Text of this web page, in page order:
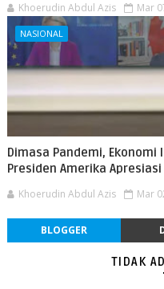
Khoerudin Abdul Azis Mar
NASIONAL
Dimasa Pandemi, Ekonomi
Presiden Amerika
Khoerudin Abdul Azis Mar
BLOGGER
TIDAK